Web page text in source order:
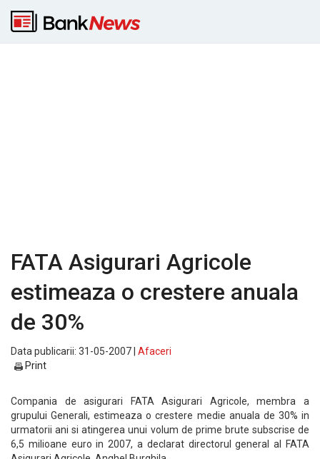
FATA Asigurari Agricole
estimeaza o crestere anuala
de 30%
Data publicarii: 31-05-2007 | Afaceri
Print
Compania de asigurari FATA Asigurari Agricole, membra a
grupului Generali, estimeaza o crestere medie anuala de 30% in
urmatorii ani si atingerea unui volum de prime brute subscrise de
6,5 milioane euro in 2007, a declarat directorul general al FATA